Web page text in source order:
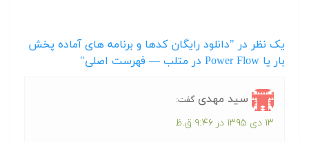
یک نظر در "‫‫دانلود رایگان کدها و برنامه های آماده پخش
بار یا Power Flow در متلب — فهرست اصلی"
سید مهدی گفت:
۱۳ دی ۱۳۹۵ در ۹:۴۶ ق.ظ